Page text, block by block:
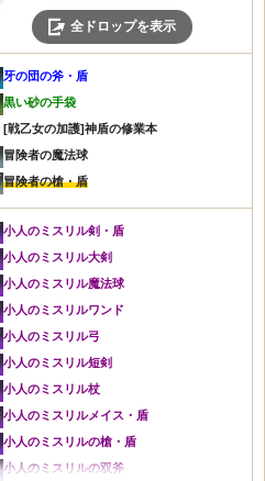
ヤールンの槍・盾
ヤールンの双斧
冬の腕輪
[不屈の意志]勇猛の修業本
[ワンドの修練]闇の修業本
[シンボルエイジ]襲撃の修業本
[聖なる祝福]保護の修業本
荒地の戦斧
荒地のワンド
灰色の兜
灰色の鎧
黒い砂の首飾り
黒い砂の耳飾り
冒険者の斧・盾
冒険者の大剣
マナハイムの弓
マナハイムの短剣
全ドロップを表示
牙の団の斧・盾
黒い砂の手袋
[戦乙女の加護]神盾の修業本
冒険者の魔法球
冒険者の槍・盾
小人のミスリル剣・盾
小人のミスリル大剣
小人のミスリル魔法球
小人のミスリルワンド
小人のミスリル弓
小人のミスリル短剣
小人のミスリル杖
小人のミスリルメイス・盾
小人のミスリルの槍・盾
小人のミスリルの双斧